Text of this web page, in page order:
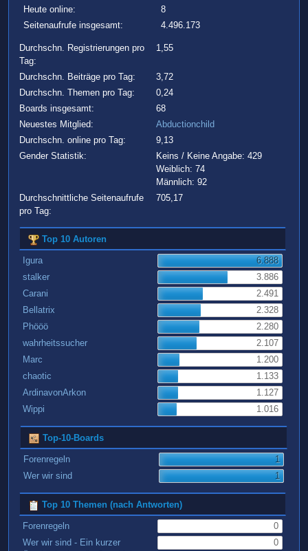
Heute online:
8
Seitenaufrufe insgesamt:
4.496.173
Durchschn. Registrierungen pro
Tag:
1,55
Durchschn. Beiträge pro Tag:
3,72
Durchschn. Themen pro Tag:
0,24
Boards insgesamt:
68
Neuestes Mitglied:
Abductionchild
Durchschn. online pro Tag:
9,13
Gender Statistik:
Keins / Keine Angabe: 429
Weiblich: 74
Männlich: 92
Durchschnittliche Seitenaufrufe
pro Tag:
705,17
Top 10 Autoren
Igura
6.888
stalker
3.886
Carani
2.491
Bellatrix
2.328
Phööö
2.280
wahrheitssucher
2.107
Marc
1.200
chaotic
1.133
ArdinavonArkon
1.127
Wippi
1.016
Top-10-Boards
Forenregeln
1
Wer wir sind
1
Top 10 Themen (nach Antworten)
Forenregeln
0
Wer wir sind - Ein kurzer
0